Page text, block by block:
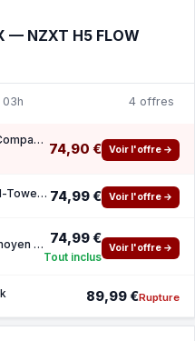
— NZXT H5 FLOW
4 offres
NZXT H5 Flow - Boîtier PC Compact ATX Mid-Tower - Noir
74,90 € Voir l'offre →
NZXT H5 Flow Compact Mid-Tower ATX Case - All Black 74,99 € Voir l'offre →
Boitier PC NZXT H5 FLOW moyen tour Black avec panneau lateral verre trempe 74,99 €
Tout inclus
Voir l'offre →
89,99 €Rupture